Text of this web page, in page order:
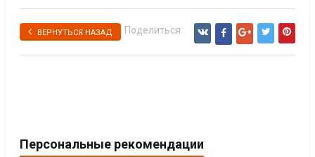
ВЕРНУТЬСЯ НАЗАД Поделиться:
Персональные рекомендации